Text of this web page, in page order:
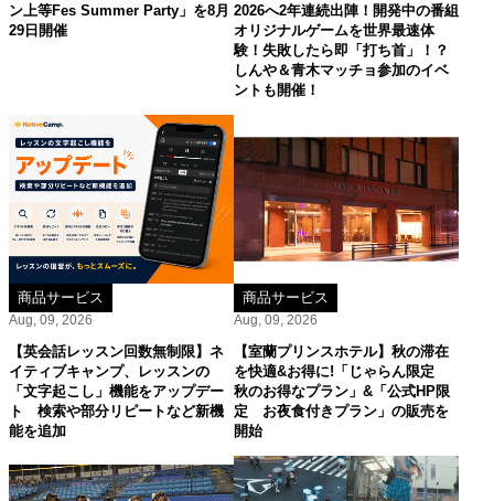
ン上等Fes Summer Party」を8月
29日開催
2026へ2年連続出陣！開発中の番組
オリジナルゲームを世界最速体
験！失敗したら即「打ち首」！？
しんや＆青木マッチョ参加のイベ
ントも開催！
商品サービス
Aug, 09, 2026
【英会話レッスン回数無制限】ネ
イティブキャンプ、レッスンの
「文字起こし」機能をアップデー
ト 検索や部分リピートなど新機
能を追加
商品サービス
Aug, 09, 2026
【室蘭プリンスホテル】秋の滞在
を快適&お得に!「じゃらん限定
秋のお得なプラン」&「公式HP限
定 お夜食付きプラン」の販売を
開始